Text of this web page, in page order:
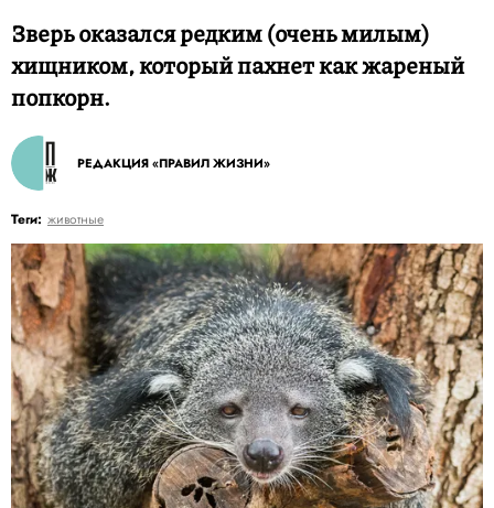
Зверь оказался редким (очень милым)
хищником, который пахнет как жареный
попкорн.
РЕДАКЦИЯ «ПРАВИЛ ЖИЗНИ»
Теги: животные